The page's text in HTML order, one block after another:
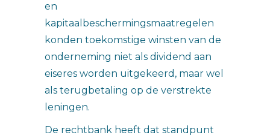
en
kapitaalbeschermingsmaatregelen
konden toekomstige winsten van de
onderneming niet als dividend aan
eiseres worden uitgekeerd, maar wel
als terugbetaling op de verstrekte
leningen.
De rechtbank heeft dat standpunt